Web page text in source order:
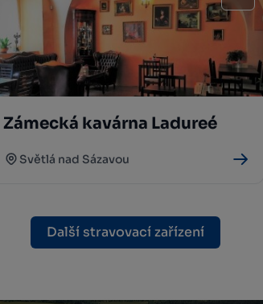
Zámecká kavárna Ladureé
Světlá nad Sázavou
Další stravovací zařízení